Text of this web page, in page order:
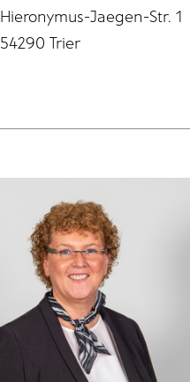
Hieronymus-Jaegen-Str. 1
54290 Trier